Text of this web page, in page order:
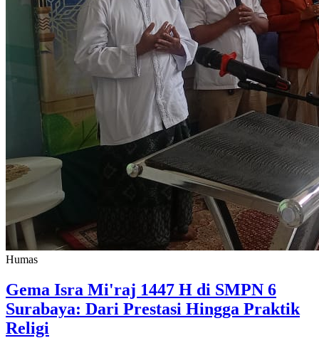
Humas
Gema Isra Mi'raj 1447 H di SMPN 6
Surabaya: Dari Prestasi Hingga Praktik
Religi